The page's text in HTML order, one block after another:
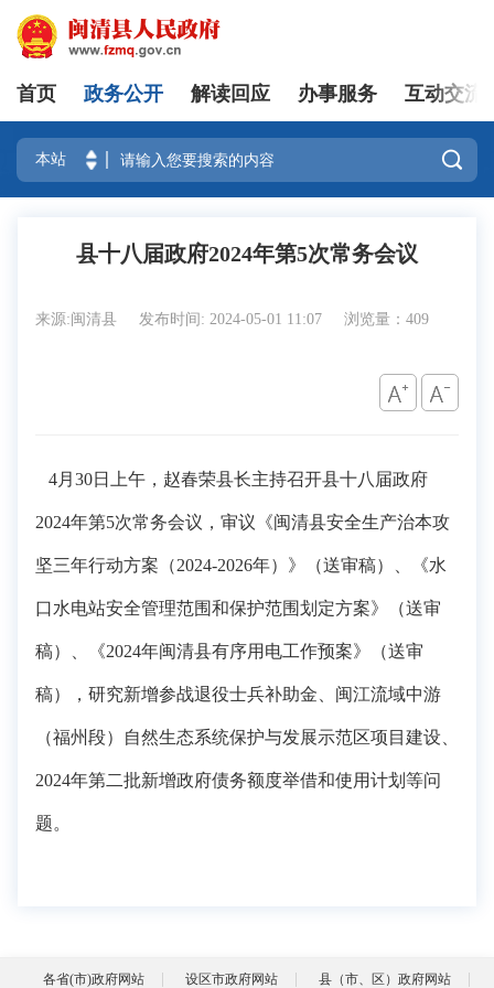
登录
首页 政务公开 解读回应 办事服务 互动交流

县十八届政府2024年第5次常务会议
来源:闽清县 发布时间: 2024-05-01 11:07 浏览量：409
4月30日上午，赵春荣县长主持召开县十八届政府
2024年第5次常务会议 ， 审议《闽清县安全生产治本攻
坚三年行动方案（2024-2026年）》（送审稿）、《水
口水电站安全管理范围和保护范围划定方案》（送审
稿）、《2024年闽清县有序用电工作预案》（送审
稿），研究新增参战退役士兵补助金 、闽江流域中游
（福州段）自然生态系统保护与发展示范区项目建设、
2024年第二批新增政府债务额度举借和使用计划 等问
题。
各省(市)政府网站 设区市政府网站 县（市、区）政府网站